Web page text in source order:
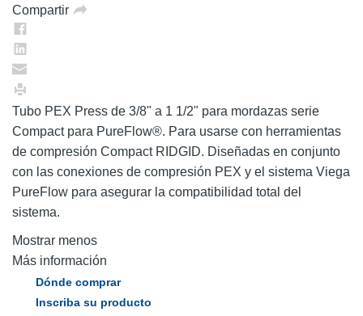
Compartir
Tubo PEX Press de 3/8" a 1 1/2" para mordazas serie
Compact para PureFlow®. Para usarse con herramientas
de compresión Compact RIDGID. Diseñadas en conjunto
con las conexiones de compresión PEX y el sistema Viega
PureFlow para asegurar la compatibilidad total del
sistema.
Mostrar menos
Más información
Dónde comprar
Inscriba su producto